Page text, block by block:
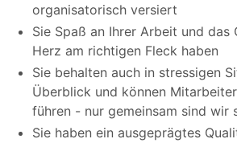
organisatorisch versiert
Sie Spaß an Ihrer Arbeit und das
Herz am richtigen Fleck haben
Sie behalten auch in stressigen
Überblick und können
führen - nur gemeinsam sind wir
Sie haben ein ausgeprägtes